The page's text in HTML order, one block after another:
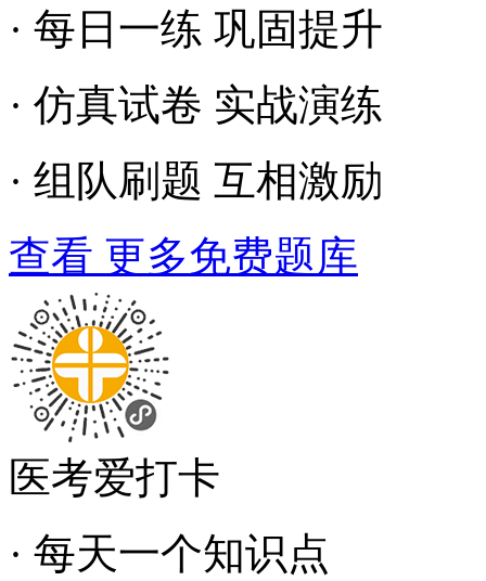
· 每日一练 巩固提升
· 仿真试卷 实战演练
· 组队刷题 互相激励
查看 更多免费题库
医考爱打卡
· 每天一个知识点